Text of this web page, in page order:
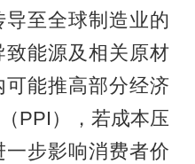
至全球制造业的
致能源及相关原材
能推高部分经济
PPI），若成本压
步影响消费者价